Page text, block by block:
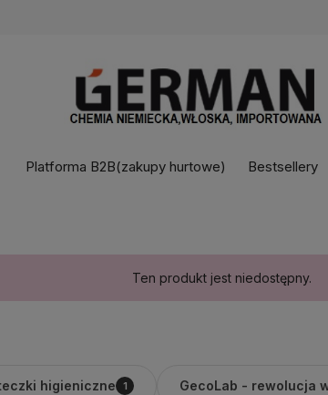
Platforma B2B(zakupy hurtowe) Bestsellery
Ten produkt jest niedostępny.
higieniczne 1 GecoLab - rewolucja